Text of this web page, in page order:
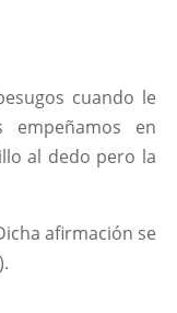
cuando le
empeñamos en
al dedo pero la
afirmación se